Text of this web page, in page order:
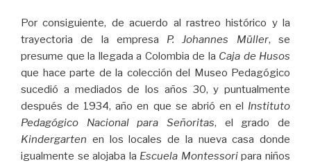
Por consiguiente, de acuerdo al rastreo histórico y la
trayectoria de la empresa P. Johannes Müller, se
presume que la llegada a Colombia de la Caja de Husos
que hace parte de la colección del Museo Pedagógico
sucedió a mediados de los años 30, y puntualmente
después de 1934, año en que se abrió en el Instituto
Pedagógico Nacional para Señoritas, el grado de
Kindergarten en los locales de la nueva casa donde
igualmente se alojaba la Escuela Montessoripara niños